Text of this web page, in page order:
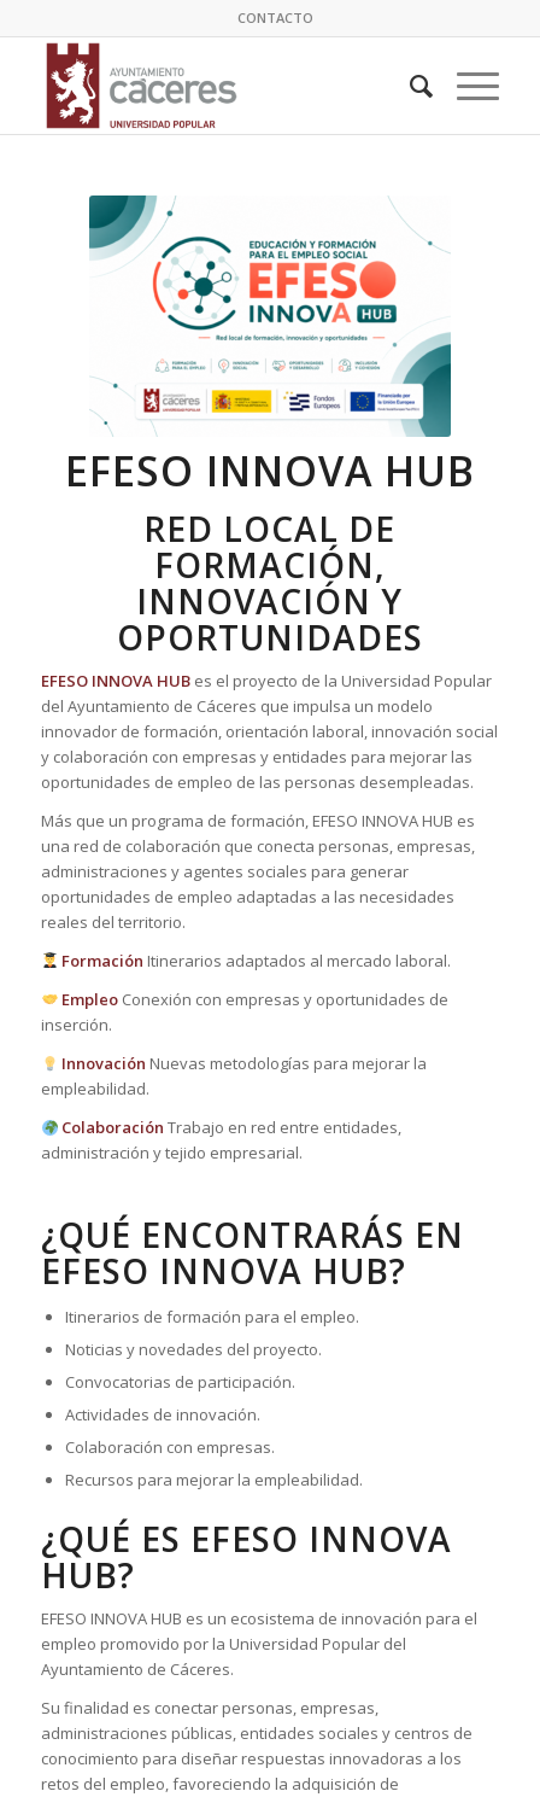
CONTACTO
EFESO INNOVA HUB
RED LOCAL DE
FORMACIÓN,
INNOVACIÓN Y
OPORTUNIDADES
EFESO INNOVA HUBes el proyecto de la Universidad Popular
del Ayuntamiento de Cáceres que impulsa un modelo
innovador de formación, orientación laboral, innovación social
y colaboración con empresas y entidades para mejorar las
oportunidades de empleo de las personas desempleadas.
Más que un programa de formación, EFESO INNOVA HUB es
una red de colaboración que conecta personas, empresas,
administraciones y agentes sociales para generar
oportunidades de empleo adaptadas a las necesidades
reales del territorio.
Formación Itinerarios adaptados al mercado laboral.
Empleo Conexión con empresas y oportunidades de
inserción.
Innovación Nuevas metodologías para mejorar la
empleabilidad.
Colaboración Trabajo en red entre entidades,
administración y tejido empresarial.
¿QUÉ ENCONTRARÁS EN
EFESO INNOVA HUB?
Itinerarios de formación para el empleo.
Noticias y novedades del proyecto.
Convocatorias de participación.
Actividades de innovación.
Colaboración con empresas.
Recursos para mejorar la empleabilidad.
¿QUÉ ES EFESO INNOVA
HUB?
EFESO INNOVA HUB es un ecosistema de innovación para el
empleo promovido por la Universidad Popular del
Ayuntamiento de Cáceres.
Su finalidad es conectar personas, empresas,
administraciones públicas, entidades sociales y centros de
conocimiento para diseñar respuestas innovadoras a los
retos del empleo, favoreciendo la adquisición de